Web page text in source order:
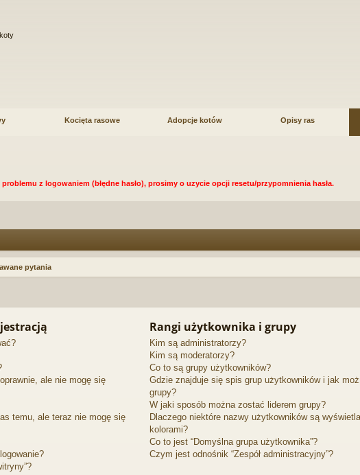
Kocięta rasowe Adopcje kotów Opisy ras
z logowaniem (błędne hasło), prosimy o uzycie opcji resetu/przypomnienia hasła.
pytania
ale nie mogę się
temu, ale teraz nie mogę się
Rangi użytkownika i grupy
Kim są administratorzy?
Kim są moderatorzy?
Co to są grupy użytkowników?
Gdzie znajduje się spis grup użytkowników i jak
grupy?
W jaki sposób można zostać liderem grupy?
Dlaczego niektóre nazwy użytkowników są
kolorami?
Co to jest “Domyślna grupa użytkownika”?
Czym jest odnośnik “Zespół administracyjny”?